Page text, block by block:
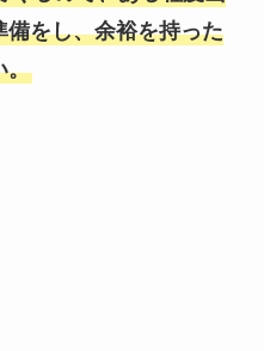
をし、余裕を持った
。